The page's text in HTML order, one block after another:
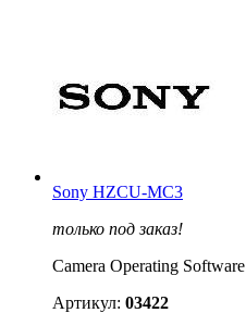
Sony HZCU-MC3
только под заказ!
Camera Operating Software
Артикул: 03422